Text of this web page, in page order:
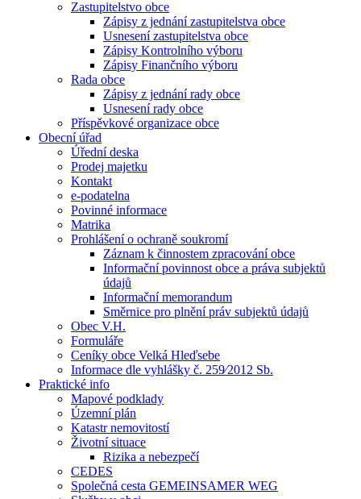
Zastupitelstvo obce
Zápisy z jednání zastupitelstva obce
Usnesení zastupitelstva obce
Zápisy Kontrolního výboru
Zápisy Finančního výboru
Rada obce
Zápisy z jednání rady obce
Usnesení rady obce
Příspěvkové organizace obce
Obecní úřad
Úřední deska
Prodej majetku
Kontakt
e-podatelna
Povinné informace
Matrika
Prohlášení o ochraně soukromí
Záznam k činnostem zpracování obce
Informační povinnost obce a práva subjektů
údajů
Informační memorandum
Směrnice pro plnění práv subjektů údajů
Obec V.H.
Formuláře
Ceníky obce Velká Hleďsebe
Informace dle vyhlášky č. 259⁄2012 Sb.
Praktické info
Mapové podklady
Územní plán
Katastr nemovitostí
Životní situace
Rizika a nebezpečí
CEDES
Společná cesta GEMEINSAMER WEG